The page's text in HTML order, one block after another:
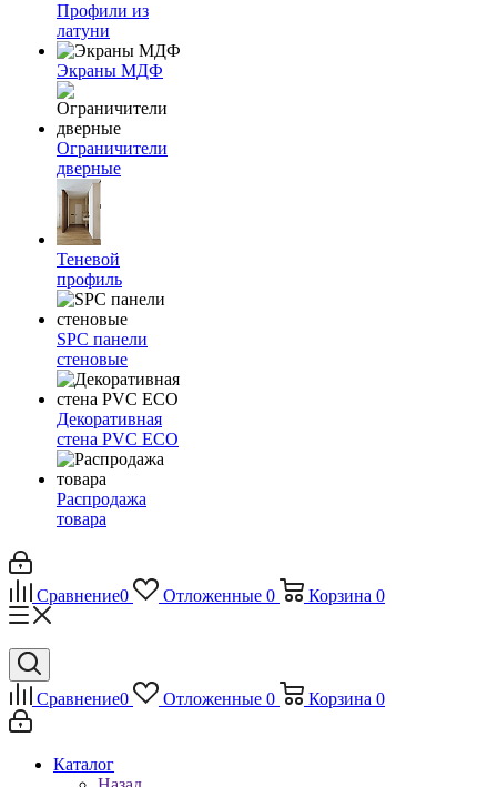
Профили из
латуни
Экраны МДФ
Ограничители
дверные
Теневой
профиль
SPC панели
стеновые
Декоративная
стена PVC ECO
Распродажа
товара
Сравнение0 Отложенные 0 Корзина 0
Сравнение0 Отложенные 0 Корзина 0
Каталог